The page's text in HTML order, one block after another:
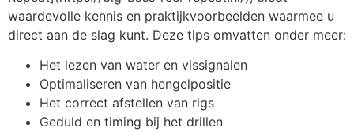
waardevolle kennis en praktijkvoorbeelden waarmee u
direct aan de slag kunt. Deze tips omvatten onder meer:
Het lezen van water en vissignalen
Optimaliseren van hengelpositie
Het correct afstellen van rigs
Geduld en timing bij het drillen